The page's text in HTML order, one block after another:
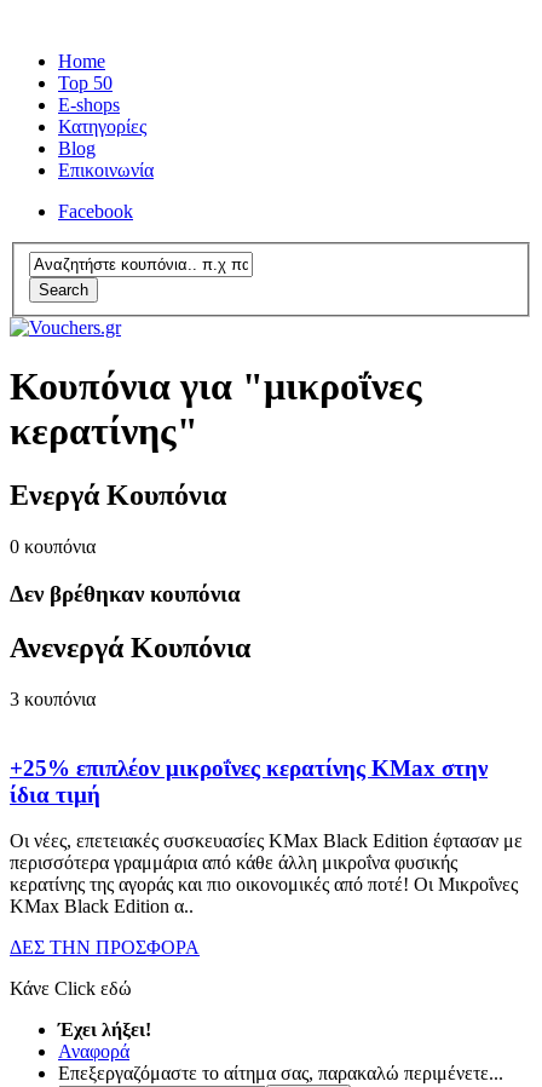
Home
Top 50
E-shops
Κατηγορίες
Blog
Επικοινωνία
Facebook
Search
Κουπόνια για "μικροΐνες
κερατίνης"
Ενεργά Κουπόνια
0 κουπόνια
Δεν βρέθηκαν κουπόνια
Ανενεργά Κουπόνια
3 κουπόνια
+25% επιπλέον μικροΐνες κερατίνης KMax στην
ίδια τιμή
Οι νέες, επετειακές συσκευασίες KMax Black Edition έφτασαν με
περισσότερα γραμμάρια από κάθε άλλη μικροΐνα φυσικής
κερατίνης της αγοράς και πιο οικονομικές από ποτέ! Οι Μικροΐνες
KMax Black Edition α..
ΔΕΣ ΤΗΝ ΠΡΟΣΦΟΡΑ
Κάνε Click εδώ
Έχει λήξει!
Αναφορά
Επεξεργαζόμαστε το αίτημα σας, παρακαλώ περιμένετε...